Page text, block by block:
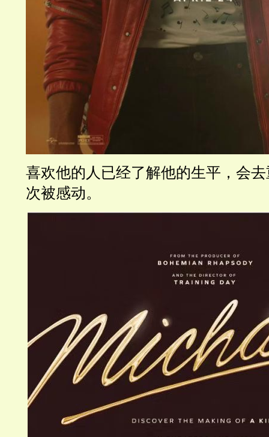
喜欢他的人已经了解他的生平，会
次被感动。